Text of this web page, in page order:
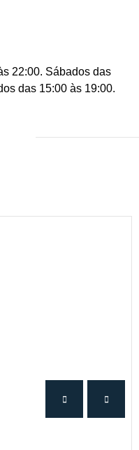
22:00. Sábados das
das 15:00 às 19:00.